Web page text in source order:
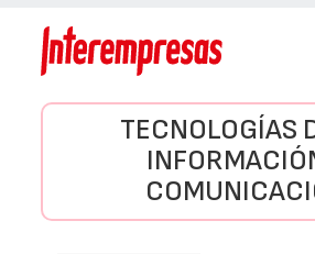
TECNOLOGÍAS